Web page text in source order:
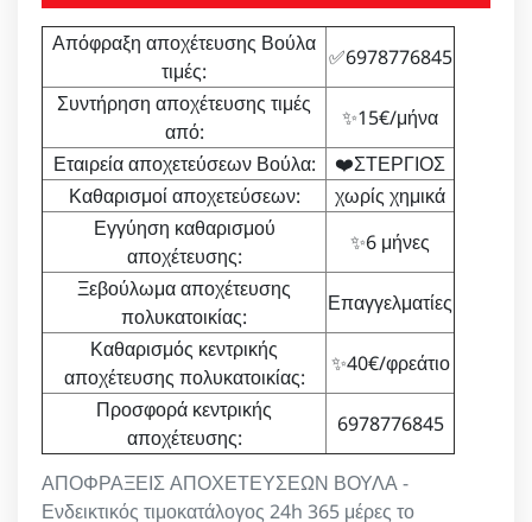
ΑΠΟΦΡΑΞΕΙΣ ΑΠΟΧΕΤΕΥΣΕΩΝ ΒΟΥΛΑ -
Ενδεικτικός τιμοκατάλογος 24h 365 μέρες το
Απόφραξη αποχέτευσης Βούλα
τιμές:
✅6978776845
Συντήρηση αποχέτευσης τιμές
από:
✨15€/μήνα
Εταιρεία αποχετεύσεων Βούλα:
❤️ΣΤΕΡΓΙΟΣ
Καθαρισμοί αποχετεύσεων:
χωρίς χημικά
Εγγύηση καθαρισμού
αποχέτευσης:
✨6 μήνες
Ξεβούλωμα αποχέτευσης
πολυκατοικίας:
Επαγγελματίες
Καθαρισμός κεντρικής
αποχέτευσης πολυκατοικίας:
✨40€/φρεάτιο
Προσφορά κεντρικής
αποχέτευσης:
6978776845